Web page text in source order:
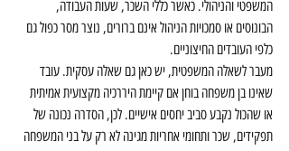
המשפטי והניהולי. כאשר כללי השכר, שעות העבודה,
הבונוסים או סמכויות הניהול אינם ברורים, נוצר מסר כפול גם
כלפי העובדים החיצוניים.
מעבר לשאלה המשפטית, יש כאן גם שאלה עסקית. עובד
שאינו בן משפחה בוחן אם קיימת היררכיה מקצועית אמיתית
או שהכול נקבע סביב יחסים אישיים. לכן, הסדרה נכונה של
תפקידים, שכר ותחומי אחריות מגינה לא רק על בני המשפחה